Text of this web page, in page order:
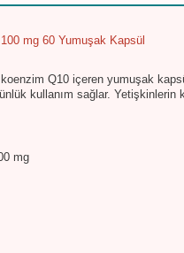
mg 60 Yumuşak Kapsül
Q10 içeren yumuşak
kullanım sağlar. Yetişkinlerin
mg